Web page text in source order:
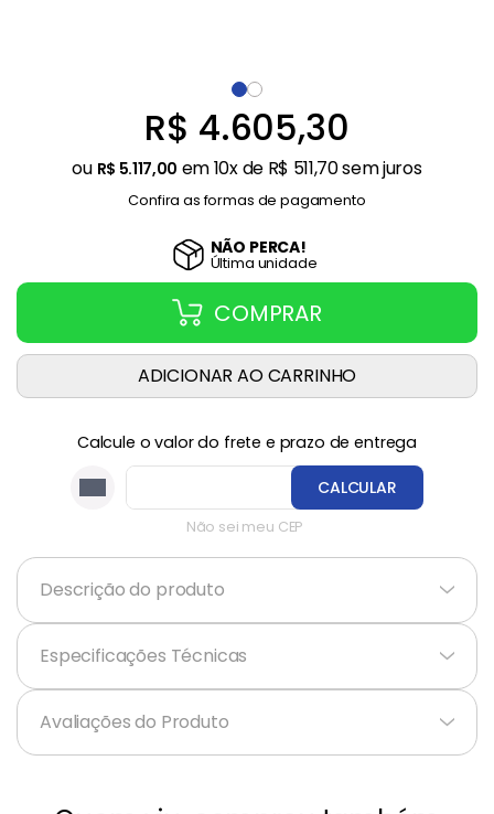
R$ 4.605,30
ou R$ 5.117,00 em10x de R$ 511,70sem juros
Confira as formas de pagamento
COMPRAR
NÃO PERCA!
Última unidade
ADICIONAR AO CARRINHO
Calcule o valor do frete e prazo de entrega
Não sei meu CEP
CALCULAR
Descrição do produto +
Especificações Técnicas +
Avaliações do Produto